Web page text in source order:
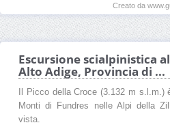
Creato da
Escursione scialpinistica
Alto Adige, Provincia di ...
Il Picco della Croce (3.132 m s.l.m.)
Monti di Fundres nelle Alpi della
vista.